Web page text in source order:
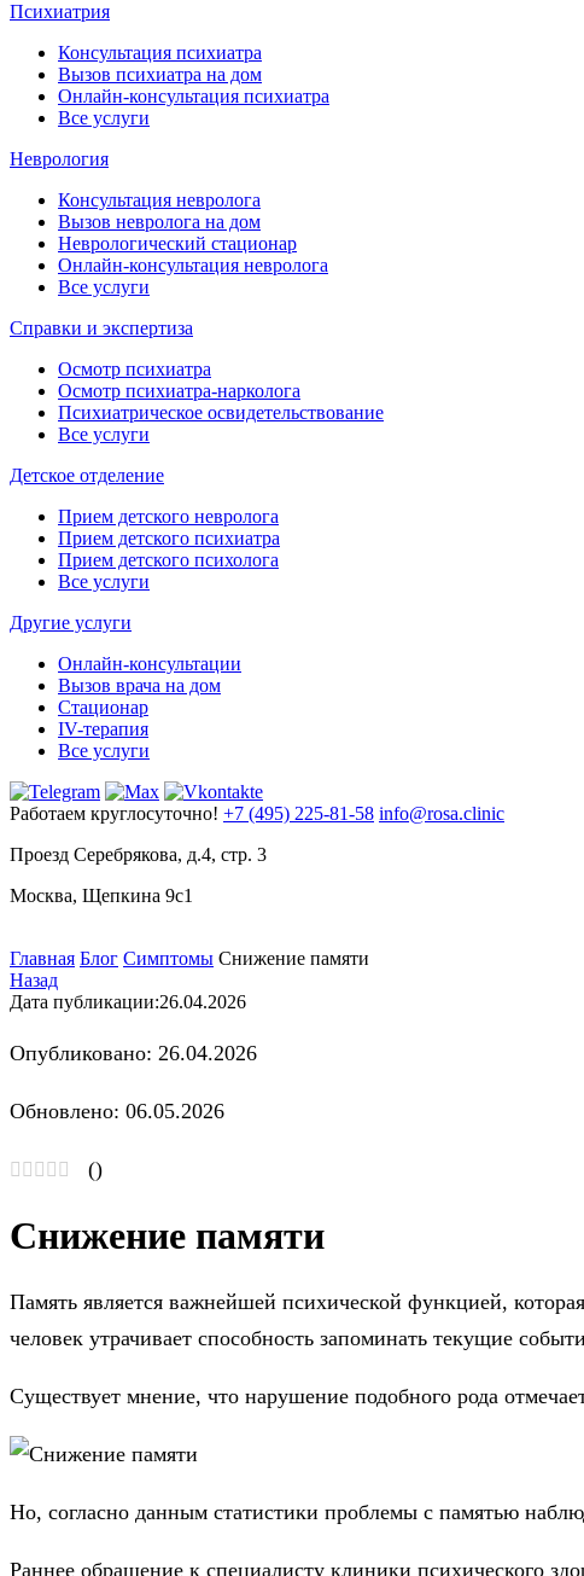
Психиатрия
Консультация психиатра
Вызов психиатра на дом
Онлайн-консультация психиатра
Все услуги
Неврология
Консультация невролога
Вызов невролога на дом
Неврологический стационар
Онлайн-консультация невролога
Все услуги
Справки и экспертиза
Осмотр психиатра
Осмотр психиатра-нарколога
Психиатрическое освидетельствование
Все услуги
Детское отделение
Прием детского невролога
Прием детского психиатра
Прием детского психолога
Все услуги
Другие услуги
Онлайн-консультации
Вызов врача на дом
Стационар
IV-терапия
Все услуги
Работаем круглосуточно! +7 (495) 225-81-58 info@rosa.clinic
Проезд Серебрякова, д.4, стр. 3
Москва, Щепкина 9с1
Главная Блог Симптомы Снижение памяти
Назад
Дата публикации:26.04.2026
Опубликовано: 26.04.2026
Обновлено: 06.05.2026
()
Снижение памяти
Память является важнейшей психической функцией,
человек утрачивает способность запоминать текущие
Существует мнение, что нарушение подобного рода
Но, согласно данным статистики проблемы с памятью
Раннее обращение к специалисту клиники психического